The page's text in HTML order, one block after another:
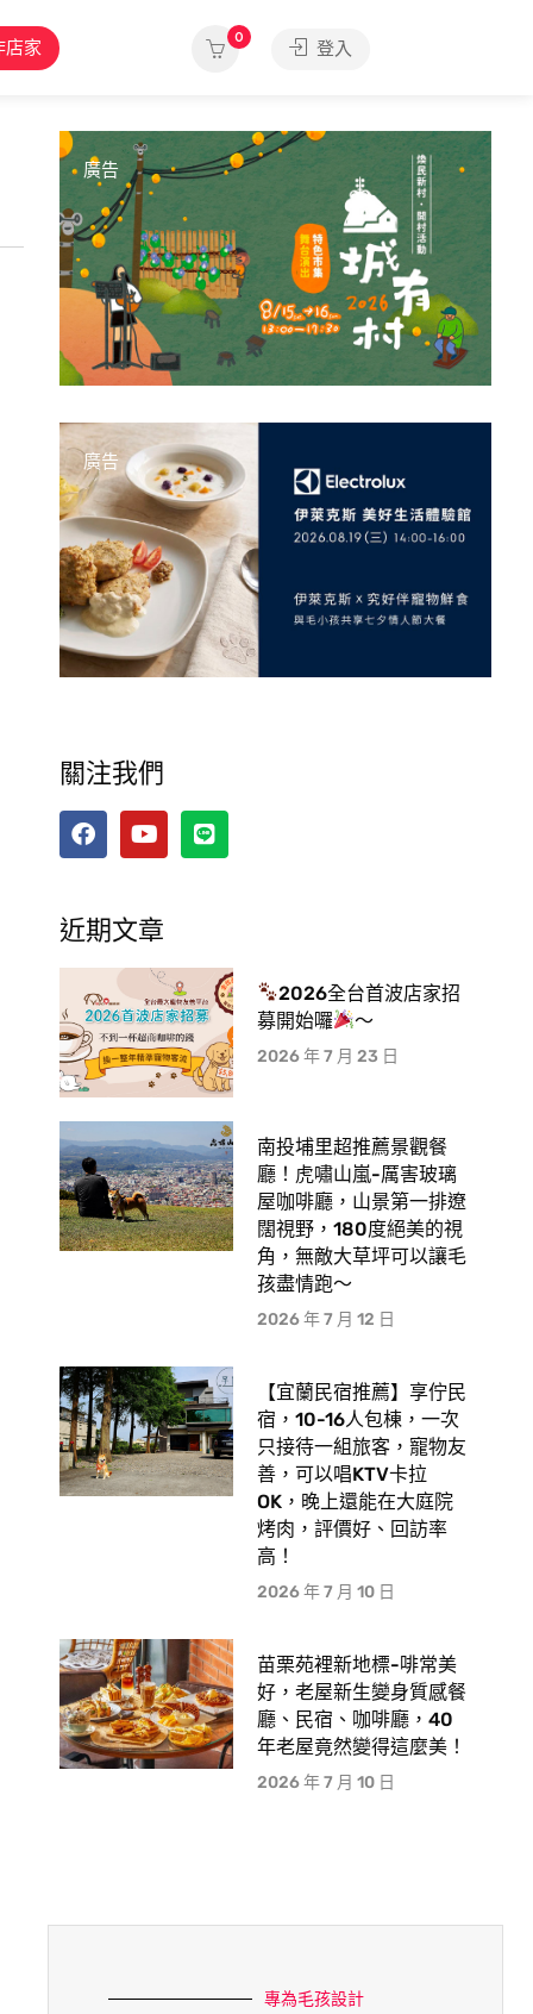
店家 0
登入
廣告
廣告
關注我們
近期文章
2026全台首波店家招
募開始囉
～
2026 年 7 月 23 日
南投埔里超推薦景觀餐
廳！虎嘯山嵐-厲害玻璃
屋咖啡廳，山景第一排遼
闊視野，180度絕美的視
角，無敵大草坪可以讓毛
孩盡情跑〜
2026 年 7 月 12 日
【宜蘭民宿推薦】享佇民
宿，10-16人包棟，一次
只接待一組旅客，寵物友
善，可以唱KTV卡拉
OK，晚上還能在大庭院
烤肉，評價好、回訪率
高！
2026 年 7 月 10 日
苗栗苑裡新地標-啡常美
好，老屋新生變身質感餐
廳、民宿、咖啡廳，40
年老屋竟然變得這麼美！
2026 年 7 月 10 日
專為毛孩設計